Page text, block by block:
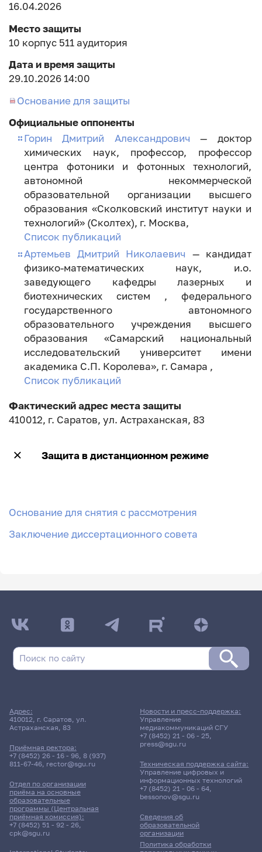
16.04.2026
Место защиты
10 корпус 511 аудитория
Дата и время защиты
29.10.2026 14:00
Основание для защиты
Официальные оппоненты
Горин Дмитрий Александрович— доктор
химических наук, профессор, профессор
центра фотоники и фотонных технологий,
автономной некоммерческой
образовательной организации высшего
образования «Сколковский институт науки и
технологий» (Сколтех), г. Москва,
Список публикаций
Артемьев Дмитрий Николаевич — кандидат
физико-математических наук, и.о.
заведующего кафедры лазерных и
биотехнических систем , федерального
государственного автономного
образовательного учреждения высшего
образования «Самарский национальный
исследовательский университет имени
академика С.П. Королева», г. Самара ,
Список публикаций
Фактический адрес места защиты
410012, г. Саратов, ул. Астраханская, 83
Защита в дистанционном режиме
Основание для снятия с рассмотрения
Заключение диссертационного совета
Адрес:
410012, г. Саратов, ул.
Астраханская, 83
Приёмная ректора:
+7 (8452) 26 - 16 - 96, 8 (937)
811-67-46, rector@sgu.ru
Отдел по организации
приёма на основные
образовательные
программы (Центральная
приёмная комиссия):
+7 (8452) 51 - 92 - 26,
cpk@sgu.ru
Сведения об
образовательной
организации
Политика обработки
Новости и пресс-поддержка:
Управление
медиакоммуникаций СГУ
+7 (8452) 21 - 06 - 25,
press@sgu.ru
Техническая поддержка сайта:
Управление цифровых и
информационных технологий
+7 (8452) 21 - 06 - 64,
bessonov@sgu.ru